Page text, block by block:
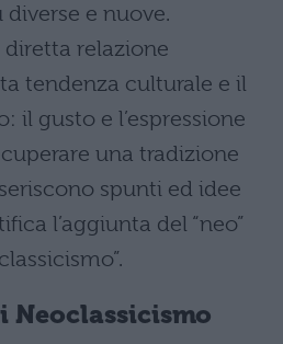
e nuove.
relazione
tendenza culturale e il
il gusto e l’espressione
una tradizione
spunti ed idee
l’aggiunta del “neo”